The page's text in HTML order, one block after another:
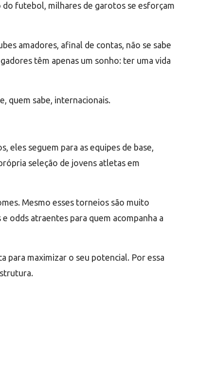
futebol, milhares de garotos se esforçam
amadores, afinal de contas, não se sabe
têm apenas um sonho: ter uma vida
quem sabe, internacionais.
eles seguem para as equipes de base,
seleção de jovens atletas em
Mesmo esses torneios são muito
odds atraentes para quem acompanha a
maximizar o seu potencial. Por essa